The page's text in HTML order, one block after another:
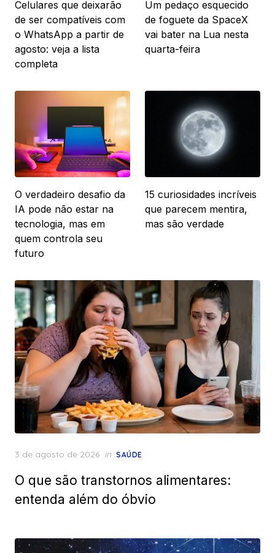
Celulares que deixarão
de ser compatíveis com
o WhatsApp a partir de
agosto: veja a lista
completa
Um pedaço esquecido
de foguete da SpaceX
vai bater na Lua nesta
quarta-feira
O verdadeiro desafio da
IA pode não estar na
tecnologia, mas em
quem controla seu
futuro
15 curiosidades incríveis
que parecem mentira,
mas são verdade
Posted
3 de agosto de 2026 in SAÚDE
O que são transtornos alimentares:
entenda além do óbvio